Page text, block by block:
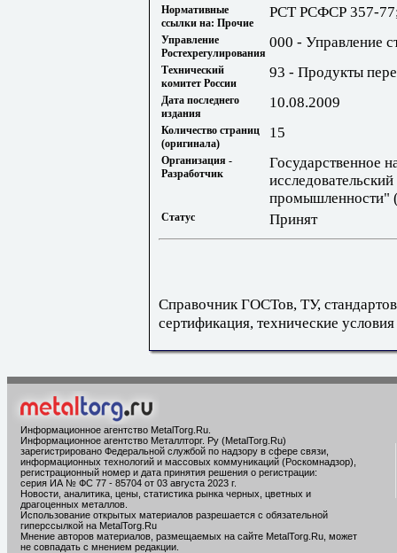
Нормативные
ссылки на: Прочие
РСТ РСФСР 357-
Управление
Ростехрегулирования
000 - Управление
Технический
комитет России
93 - Продукты
Дата последнего
издания
10.08.2009
Количество страниц
(оригинала)
15
Организация -
Разработчик
Государственное
Статус Принят
Справочник ГОСТов, ТУ,
сертификация, технические условия
Информационное агентство MetalTorg.Ru
Информационное агентство Металлторг. Ру (MetalTorg.Ru)
зарегистрировано Федеральной службой по надзору в сфере связи,
информационных технологий и массовых коммуникаций (Роскомнадзор),
регистрационный номер и дата принятия решения о регистрации:
серия ИА № ФС 77 - 85704 от 03 августа 2023 г.
Новости, аналитика, цены, статистика рынка черных, цветных и
драгоценных металлов.
Использование открытых материалов разрешается с обязательной
гиперссылкой на MetalTorg.Ru
Мнение авторов материалов, размещаемых на сайте MetalTorg.Ru, может
не совпадать с мнением редакции.